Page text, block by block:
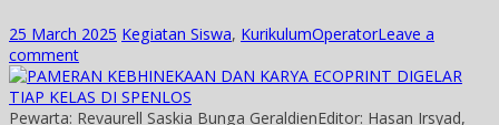
25 March 2025 Kegiatan Siswa, KurikulumOperatorLeave a
comment
Pewarta: Revaurell Saskia Bunga GeraldienEditor: Hasan Irsyad,